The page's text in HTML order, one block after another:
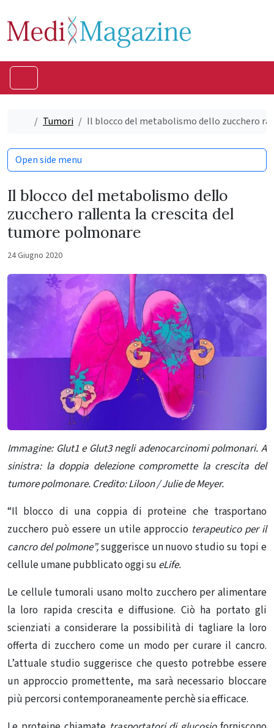
HomeTumori Il blocco del metabolismo dello zucchero
Il blocco del metabolismo dello
zucchero rallenta la crescita del
tumore polmonare
24 Giugno 2020
Immagine: Glut1 e Glut3 negli adenocarcinomi polmonari. A
sinistra: la doppia delezione compromette la crescita del
tumore polmonare. Credito: Liloon / Julie de Meyer.
“Il blocco di una coppia di proteine ​​che trasportano
zucchero può essere un utile approccio terapeutico per il
cancro del polmone”,suggerisce un nuovo studio su topi e
cellule umane pubblicato oggi su eLife.
Le cellule tumorali usano molto zucchero per alimentare
la loro rapida crescita e diffusione. Ciò ha portato gli
scienziati a considerare la possibilità di tagliare la loro
offerta di zucchero come un modo per curare il cancro.
L’attuale studio suggerisce che questo potrebbe essere
un approccio promettente, ma sarà necessario bloccare
più percorsi contemporaneamente perchè sia efficace.
Open side menu